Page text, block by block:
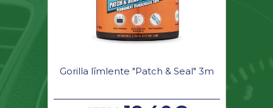
Gorilla līmlente "Patch & Seal" 3m